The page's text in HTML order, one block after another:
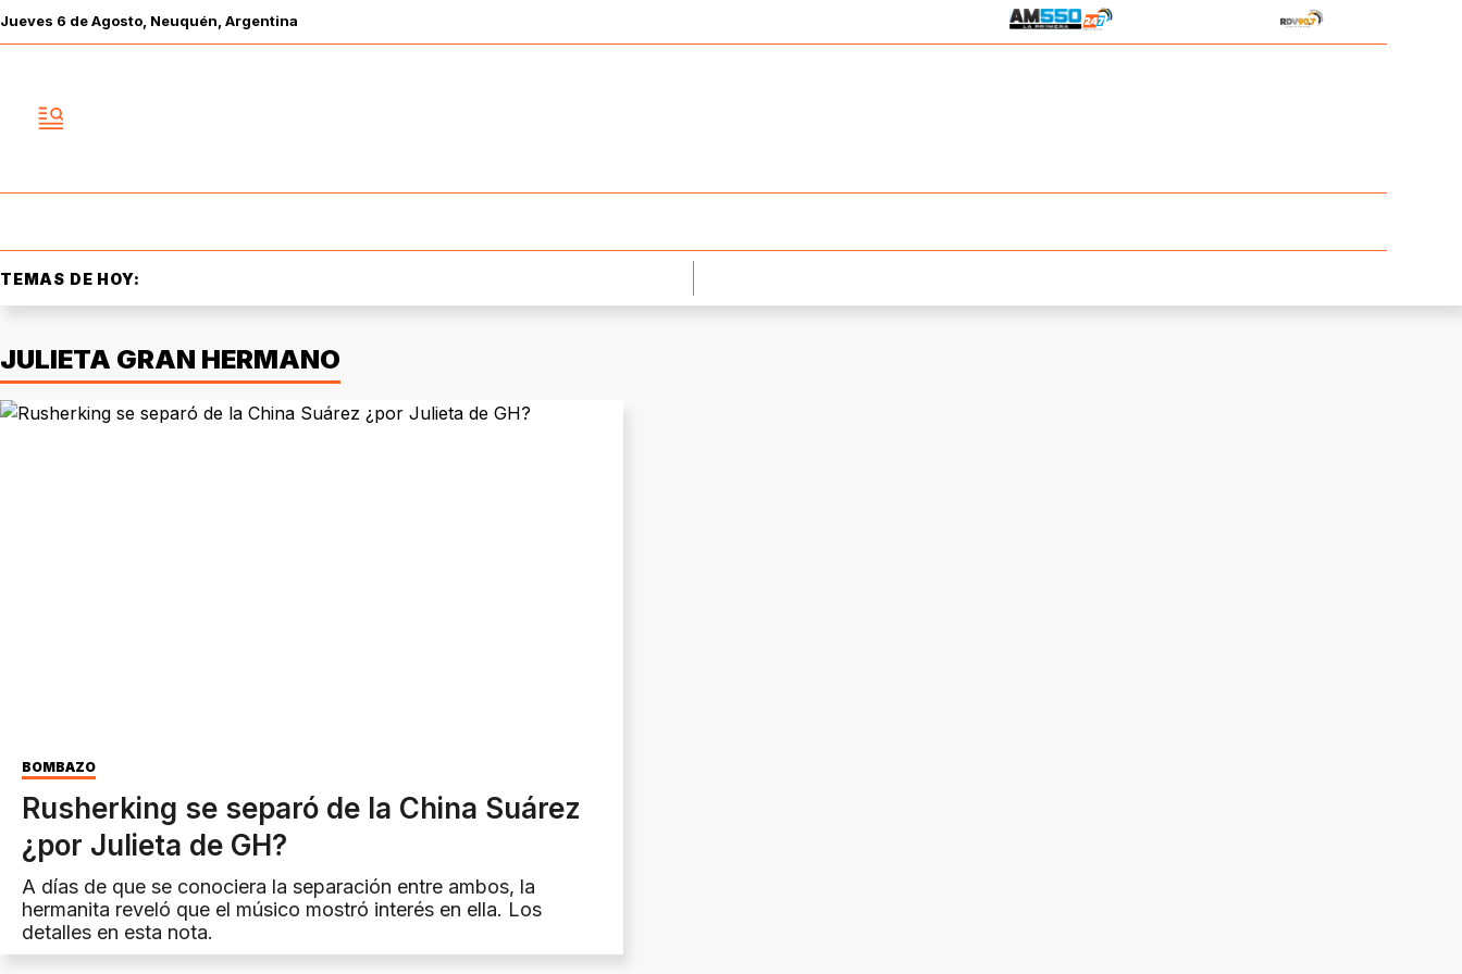
Jueves 6 deAgosto , Neuquén, Argentina
TEMAS DE HOY:
JULIETA GRAN HERMANO
BOMBAZO
Rusherking se separó de la China Suárez
¿por Julieta de GH?
A días de que se conociera la separación entre ambos, la
hermanita reveló que el músico mostró interés en ella. Los
detalles en esta nota.